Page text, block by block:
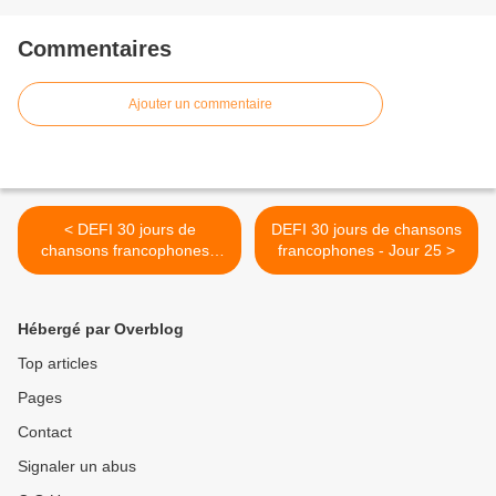
Commentaires
Ajouter un commentaire
< DEFI 30 jours de
chansons francophones -
Jour 23
DEFI 30 jours de chansons
francophones - Jour 25 >
Hébergé par Overblog
Top articles
Pages
Contact
Signaler un abus